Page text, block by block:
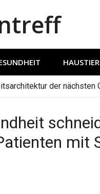
der nächsten
mit